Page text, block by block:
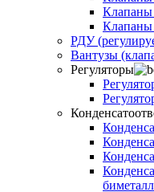
Клапаны
РДУ
Вантузы
Регуляторы